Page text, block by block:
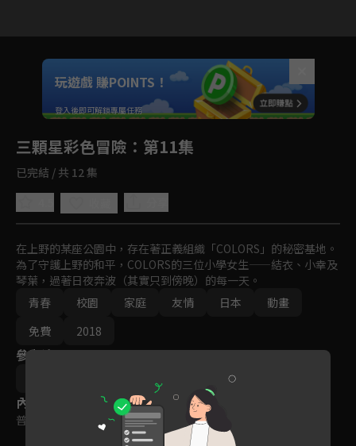
Unmute
如有不便請見諒
玩遊戲 賺POINTS！
登入後即可解鎖專屬任務
三顆星彩色冒險 ：第11集
已完結 / 共 12 集
在上野的某座公園中，存在著正義組織「COLORS」的秘密基地。
為了守護上野的和平，COLORS的三位小學女生——結衣、小幸及
琴葉，過著日夜奔波（其實只到傍晚）的每一天。
青春
校園 家庭 友情 日本
動畫
免費
2018
參與演員
內容標籤
普遍級